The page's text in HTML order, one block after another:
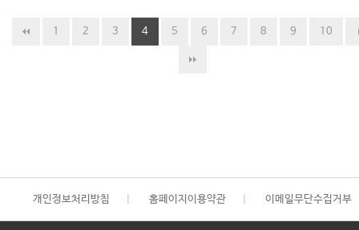
1 2 3 4 5 6 7 8 9 10
개인정보처리방침 홈페이지이용약관 이메일무단수집거부